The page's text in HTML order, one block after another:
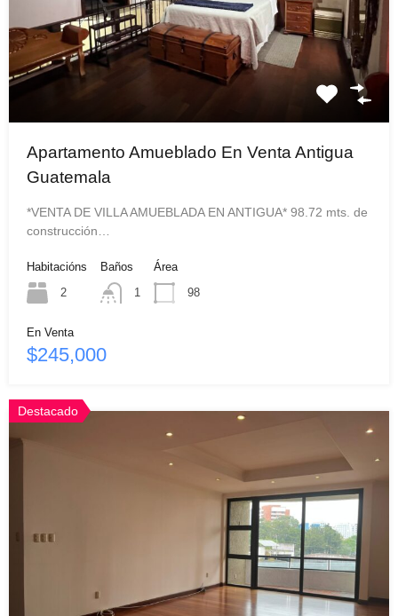
Apartamento Amueblado En Venta Antigua
Guatemala
*VENTA DE VILLA AMUEBLADA EN ANTIGUA* 98.72 mts. de
construcción…
Habitacións
2
Baños
1
Área
98
En Venta
$245,000
Destacado